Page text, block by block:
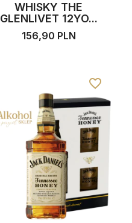
WHISKY THE
GLENLIVET 12YO...
156,90 PLN
favorite_border